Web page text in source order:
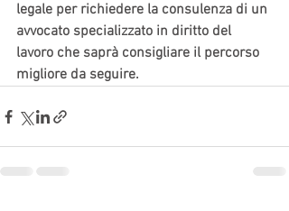
legale per richiedere la consulenza di un
avvocato specializzato in diritto del
lavoro che saprà consigliare il percorso
migliore da seguire.